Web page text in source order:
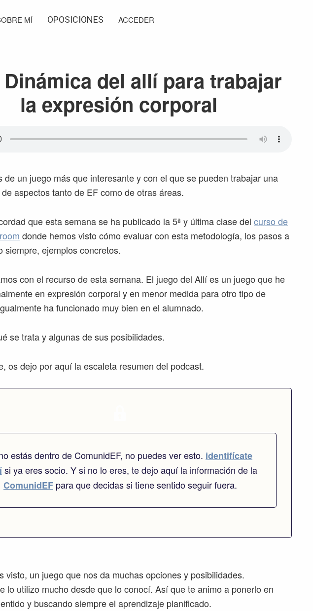
MÍ OPOSICIONES ACCEDER
Dinámica del allí para trabajar
la expresión corporal
de un juego más que interesante y con el que se pueden trabajar una
aspectos tanto de EF como de otras áreas.
que esta semana se ha publicado la 5ª y última clase del curso de
donde hemos visto cómo evaluar con esta metodología, los pasos a
siempre, ejemplos concretos.
con el recurso de esta semana. El juego del Allí es un juego que he
en expresión corporal y en menor medida para otro tipo de
ha funcionado muy bien en el alumnado.
se trata y algunas de sus posibilidades.
os dejo por aquí la escaleta resumen del podcast.
estás dentro de ComunidEF, no puedes ver esto. identifícate
si ya eres socio. Y si no lo eres, te dejo aquí la información de la
ComunidEF para que decidas si tiene sentido seguir fuera.
visto, un juego que nos da muchas opciones y posibilidades.
lo utilizo mucho desde que lo conocí. Así que te animo a ponerlo en
y buscando siempre el aprendizaje planificado.